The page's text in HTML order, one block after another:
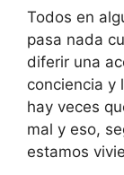
Todos en
pasa nada
diferir una
conciencia y
hay veces
mal y eso,
estamos